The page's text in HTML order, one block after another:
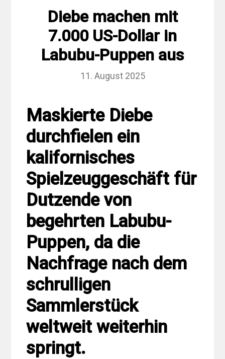
Diebe machen mit
7.000 US-Dollar in
Labubu-Puppen aus
11. August 2025
Maskierte Diebe
durchfielen ein
kalifornisches
Spielzeuggeschäft für
Dutzende von
begehrten Labubu-
Puppen, da die
Nachfrage nach dem
schrulligen
Sammlerstück
weltweit weiterhin
springt.